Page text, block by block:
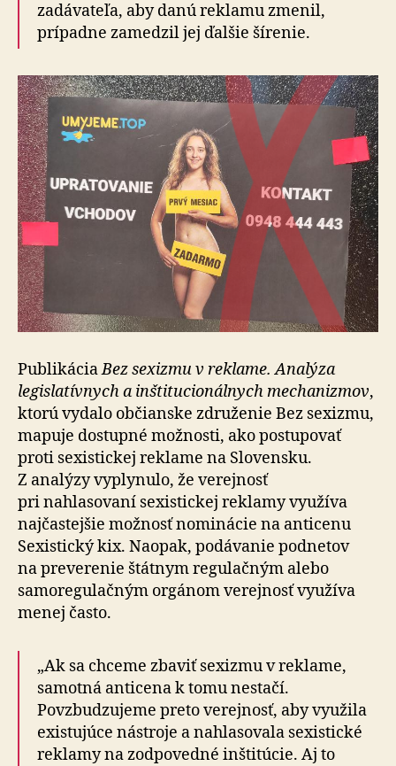
zadávateľa, aby danú reklamu zmenil,
prípadne zamedzil jej ďalšie šírenie.
PublikáciaBez sexizmu v reklame. Analýza
legislatívnych a inštitucionálnych mechanizmov,
ktorú vydalo občianske združenie Bez sexizmu,
mapuje dostupné možnosti, ako postupovať
proti sexistickej reklame na Slovensku.
Z analýzy vyplynulo, že verejnosť
pri nahlasovaní sexistickej reklamy využíva
najčastejšie možnosť nominácie na anticenu
Sexistický kix. Naopak, podávanie podnetov
na preverenie štátnym regulačným alebo
samoregulačným orgánom verejnosť využíva
menej často.
„Ak sa chceme zbaviť sexizmu v reklame,
samotná anticena k tomu nestačí.
Povzbudzujeme preto verejnosť, aby využila
existujúce nástroje a nahlasovala sexistické
reklamy na zodpovedné inštitúcie. Aj to